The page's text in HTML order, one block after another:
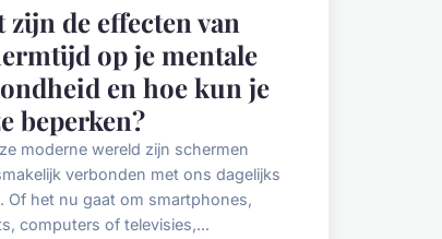
zijn de effecten van
op je mentale
en hoe kun je
beperken?
moderne wereld zijn schermen
verbonden met ons dagelijks
Of het nu gaat om smartphones,
computers of televisies,...